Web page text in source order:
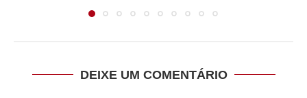
DEIXE UM COMENTÁRIO